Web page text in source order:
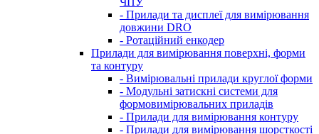
- Прилади та дисплеї для вимірювання
довжини DRO
- Ротаційний енкодер
Прилади для вимірювання поверхні, форми
та контуру
- Вимірювальні прилади круглої форми
- Модульні затискні системи для
формовимірювальних приладів
- Прилади для вимірювання контуру
- Прилади для вимірювання шорсткості